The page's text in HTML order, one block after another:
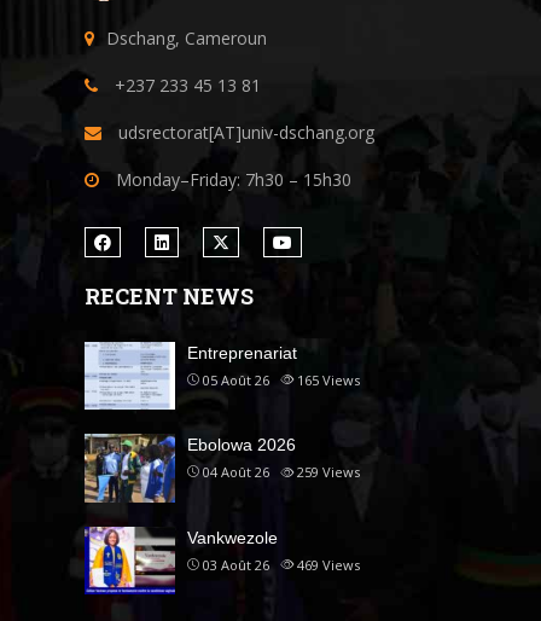
Dschang, Cameroun
+237 233 45 13 81
udsrectorat[AT]univ-dschang.org
Monday–Friday: 7h30 – 15h30
RECENT NEWS
Entreprenariat
05 Août 26 165 Views
Ebolowa 2026
04 Août 26 259 Views
Vankwezole
03 Août 26 469 Views